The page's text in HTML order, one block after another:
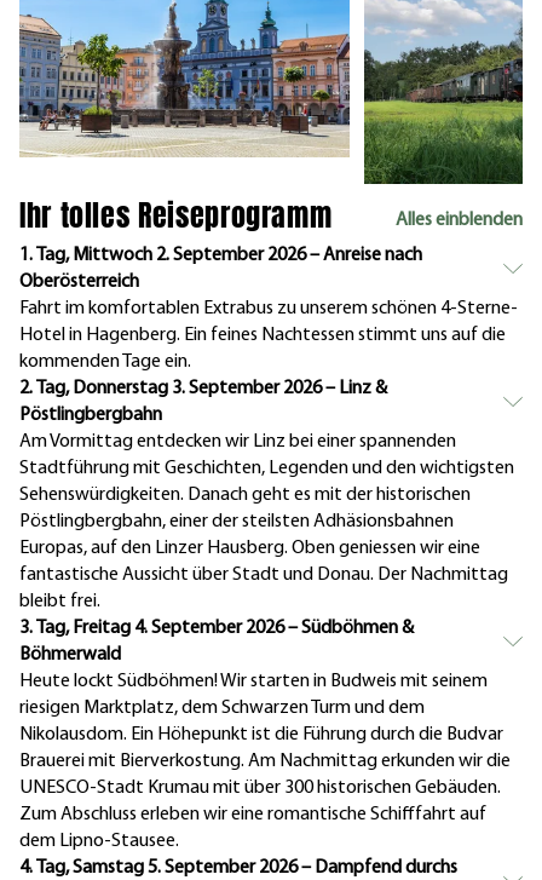
Ihr tolles Reiseprogramm
Alles einblenden
1. Tag, Mittwoch 2. September 2026 – Anreise nach
Oberösterreich
Fahrt im komfortablen Extrabus zu unserem schönen 4-Sterne-
Hotel in Hagenberg. Ein feines Nachtessen stimmt uns auf die
kommenden Tage ein.
2. Tag, Donnerstag 3. September 2026 – Linz &
Pöstlingbergbahn
Am Vormittag entdecken wir Linz bei einer spannenden
Stadtführung mit Geschichten, Legenden und den wichtigsten
Sehenswürdigkeiten. Danach geht es mit der historischen
Pöstlingbergbahn, einer der steilsten Adhäsionsbahnen
Europas, auf den Linzer Hausberg. Oben geniessen wir eine
fantastische Aussicht über Stadt und Donau. Der Nachmittag
bleibt frei.
3. Tag, Freitag 4. September 2026 – Südböhmen &
Böhmerwald
Heute lockt Südböhmen! Wir starten in Budweis mit seinem
riesigen Marktplatz, dem Schwarzen Turm und dem
Nikolausdom. Ein Höhepunkt ist die Führung durch die Budvar
Brauerei mit Bierverkostung. Am Nachmittag erkunden wir die
UNESCO-Stadt Krumau mit über 300 historischen Gebäuden.
Zum Abschluss erleben wir eine romantische Schifffahrt auf
dem Lipno-Stausee.
4. Tag, Samstag 5. September 2026 – Dampfend durchs